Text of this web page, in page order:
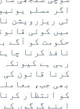
اگر مسلم
ٹی ریزرویشن
میں کوئی
حکومت کو آگے
نافذ کرنا
رہی ہے کیونکہ
کرنا قانون کی
بھی جب،
کو انتظار
اپنے گرگوں کے